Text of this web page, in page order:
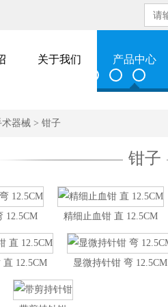
关于我们 产品中心
器械 > 钳子
钳子
12.5CM 精细止血钳 直 12.5CM
直 12.5CM 显微持针钳 弯 12.5CM